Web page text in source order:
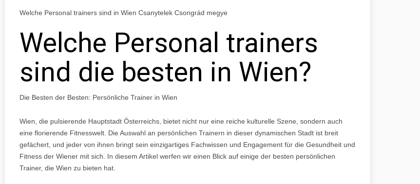
Welche Personal trainers sind in Wien Csanytelek Csongrád megye
Welche Personal trainers
sind die besten in Wien?
Die Besten der Besten: Persönliche Trainer in Wien
Wien, die pulsierende Hauptstadt Österreichs, bietet nicht nur eine reiche kulturelle Szene, sondern auch
eine florierende Fitnesswelt. Die Auswahl an persönlichen Trainern in dieser dynamischen Stadt ist breit
gefächert, und jeder von ihnen bringt sein einzigartiges Fachwissen und Engagement für die Gesundheit und
Fitness der Wiener mit sich. In diesem Artikel werfen wir einen Blick auf einige der besten persönlichen
Trainer, die Wien zu bieten hat.